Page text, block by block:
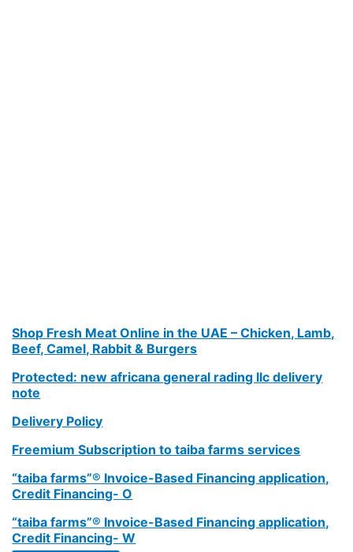
Shop Fresh Meat Online in the UAE – Chicken, Lamb,
Beef, Camel, Rabbit & Burgers
Protected: new africana general rading llc delivery
note
Delivery Policy
Freemium Subscription to taiba farms services
“taiba farms”® Invoice-Based Financing application,
Credit Financing- O
“taiba farms”® Invoice-Based Financing application,
Credit Financing- W